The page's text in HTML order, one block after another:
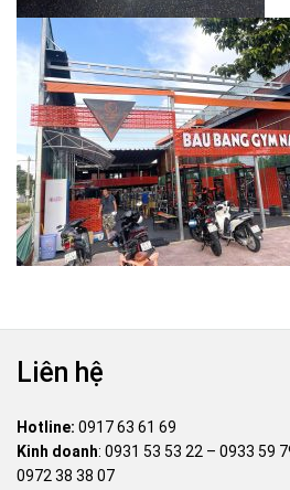
Liên hệ
Hotline: 0917 63 61 69
Kinh doanh: 0931 53 53 22 – 0933 59
0972 38 38 07